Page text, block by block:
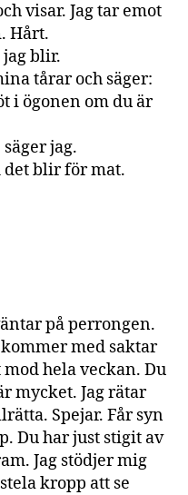
visar. Jag tar emot
Hårt.
jag blir.
tårar och säger:
i ögonen om du är
jag.
det blir för mat.
på perrongen.
med saktar
hela veckan. Du
mycket. Jag rätar
Spejar. Får syn
Du har just stigit av
Jag stödjer mig
kropp att se